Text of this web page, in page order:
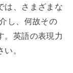
は、さまざまな
し、何故その
。英語の表現力
。